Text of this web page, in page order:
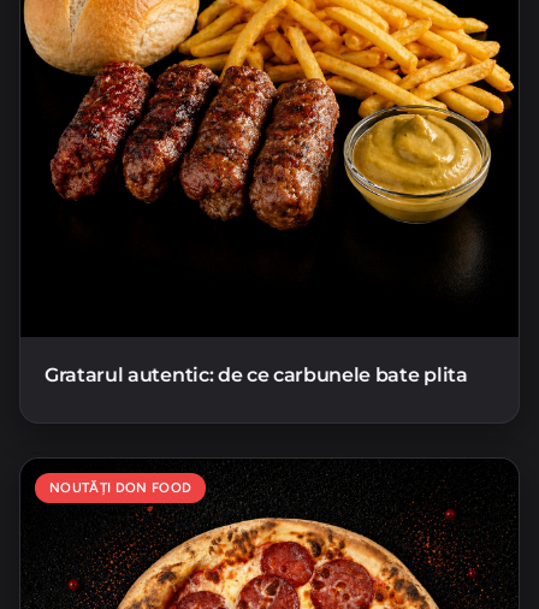
Gratarul autentic: de ce carbunele bate plita
NOUTĂȚI DON FOOD